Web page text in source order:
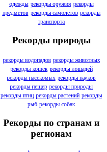
одежды рекорды оружия рекорды
предметов рекорды самолетов рекорды
транспорта
Рекорды природы
рекорды водопадов рекорды животных
рекорды кошек рекорды лошадей
рекорды насекомых рекорды пауков
рекорды пещер рекорды природы
рекорды птиц рекорды растений рекорды
рыб рекорды собак
Рекорды по странам и
регионам